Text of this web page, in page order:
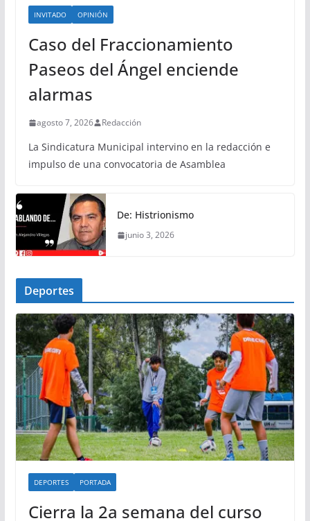
INVITADO OPINIÓN
Caso del Fraccionamiento
Paseos del Ángel enciende
alarmas
agosto 7, 2026 Redacción
La Sindicatura Municipal intervino en la redacción e
impulso de una convocatoria de Asamblea
De: Histrionismo
junio 3, 2026
Deportes
DEPORTES PORTADA
Cierra la 2a semana del curso